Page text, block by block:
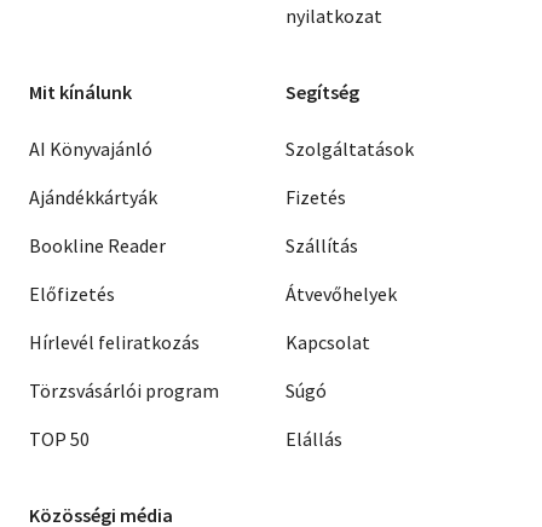
nyilatkozat
Mit kínálunk
AI Könyvajánló
Ajándékkártyák
Bookline Reader
Előfizetés
Hírlevél feliratkozás
Törzsvásárlói program
TOP 50
Segítség
Szolgáltatások
Fizetés
Szállítás
Átvevőhelyek
Kapcsolat
Súgó
Elállás
Közösségi média